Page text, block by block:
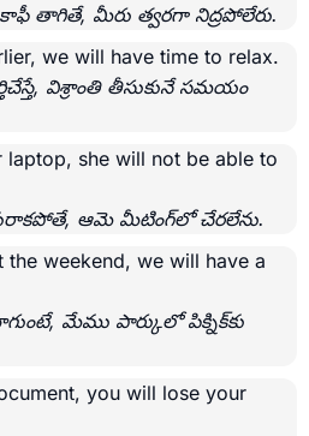
తాగితే, మీరు త్వరగా నిద్రపోలేరు.
we will have time to relax.
విశ్రాంతి తీసుకునే సమయం
laptop, she will not be able to
ఆమె మీటింగ్‌లో చేరలేను.
the weekend, we will have a
మేము పార్కులో పిక్నిక్‌కు
you will lose your